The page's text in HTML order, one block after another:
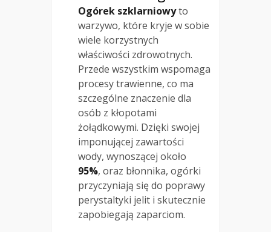
Ogórek szklarniowyto
warzywo, które kryje w sobie
wiele korzystnych
właściwości zdrowotnych.
Przede wszystkim wspomaga
procesy trawienne, co ma
szczególne znaczenie dla
osób z kłopotami
żołądkowymi. Dzięki swojej
imponującej zawartości
wody, wynoszącej około
95%, oraz błonnika, ogórki
przyczyniają się do poprawy
perystaltyki jelit i skutecznie
zapobiegają zaparciom.